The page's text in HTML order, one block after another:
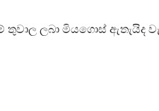
ලබා මියගොස්‌ ඇතැයිද